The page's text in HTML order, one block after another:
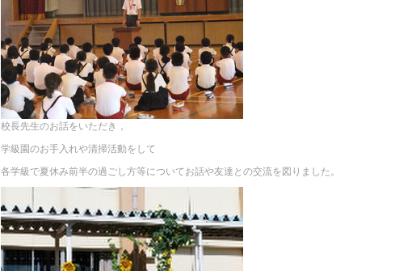
校長先生のお話をいただき，
学級園のお手入れや清掃活動をして
各学級で夏休み前半の過ごし方等についてお話や友達との交流を図りました。